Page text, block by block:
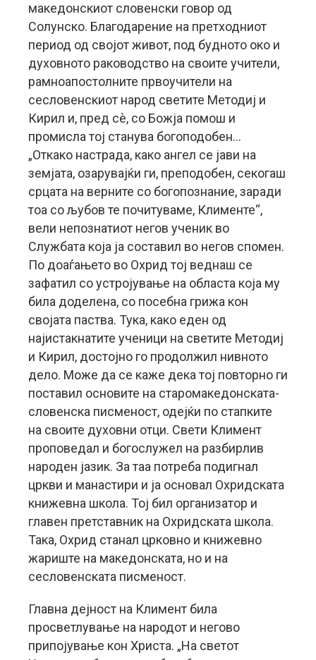
македонскиот словенски говор од
Солунско. Благодарение на претходниот
период од својот живот, под будното око и
духовното раководство на своите учители,
рамноапостолните првоучители на
сесловенскиот народ светите Методиј и
Кирил и, пред сè, со Божја помош и
промисла тој станува богоподобен…
„Откако настрада, како ангел се јави на
земјата, озарувајќи ги, преподобен, секогаш
срцата на верните со богопознание, заради
тоа со љубов те почитуваме, Клименте“,
вели непознатиот негов ученик во
Службата која ја составил во негов спомен.
По доаѓањето во Охрид тој веднаш се
зафатил со устројување на областа која му
била доделена, со посебна грижа кон
својата паства. Тука, како еден од
најистакнатите ученици на светите Методиј
и Кирил, достојно го продолжил нивното
дело. Може да се каже дека тој повторно ги
поставил основите на старомакедонската-
словенска писменост, одејќи по стапките
на своите духовни отци. Свети Климент
проповедал и богослужел на разбирлив
народен јазик. За таа потреба подигнал
цркви и манастири и ја основал Охридската
книжевна школа. Тој бил организатор и
главен претставник на Охридската школа.
Така, Охрид станал црковно и книжевно
жариште на македонската, но и на
сесловенската писменост.
Главна дејност на Климент била
просветлување на народот и негово
припојување кон Христа. „На светот